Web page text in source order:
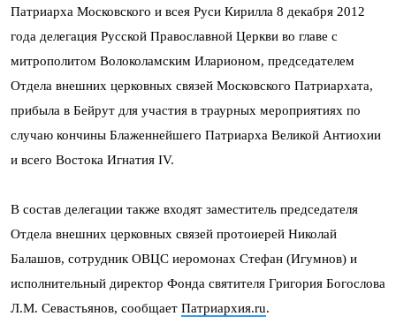
Патриарха Московского и всея Руси Кирилла 8 декабря 2012
года делегация Русской Православной Церкви во главе с
митрополитом Волоколамским Иларионом, председателем
Отдела внешних церковных связей Московского Патриархата,
прибыла в Бейрут для участия в траурных мероприятиях по
случаю кончины Блаженнейшего Патриарха Великой Антиохии
и всего Востока Игнатия IV.
В состав делегации также входят заместитель председателя
Отдела внешних церковных связей протоиерей Николай
Балашов, сотрудник ОВЦС иеромонах Стефан (Игумнов) и
исполнительный директор Фонда святителя Григория Богослова
Л.М. Севастьянов, сообщает Патриархия.ru.